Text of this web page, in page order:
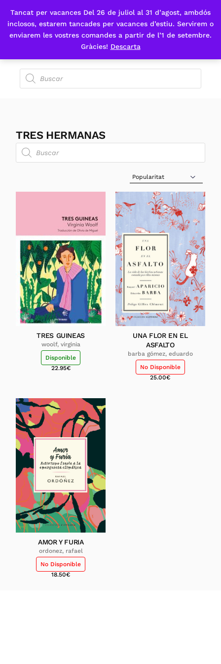
Tancat per vacances Del 26 de juliol al 31 d’agost, ambdós
inclosos, estarem tancades per vacances d’estiu. Servirem o
enviarem les vostres comandes a partir de l’1 de setembre.
Gràcies! Descarta
Fes-te'n sòcia
TRES HERMANAS
Sort Products
TRES GUINEAS
woolf, virginia
Disponible
22.95€
UNA FLOR EN EL
ASFALTO
barba gómez, eduardo
No Disponible
25.00€
AMOR Y FURIA
ordonez, rafael
No Disponible
18.50€